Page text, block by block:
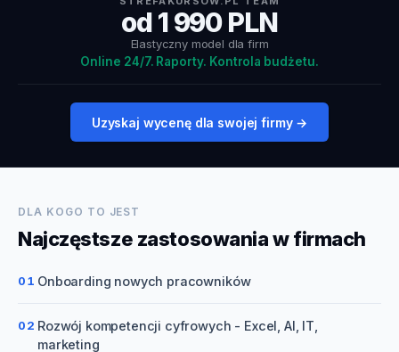
od 1 990 PLN
Elastyczny model dla firm
Online 24/7. Raporty. Kontrola budżetu.
Uzyskaj wycenę dla swojej firmy →
DLA KOGO TO JEST
Najczęstsze zastosowania w firmach
01 Onboarding nowych pracowników
02 Rozwój kompetencji cyfrowych - Excel, AI, IT,
marketing